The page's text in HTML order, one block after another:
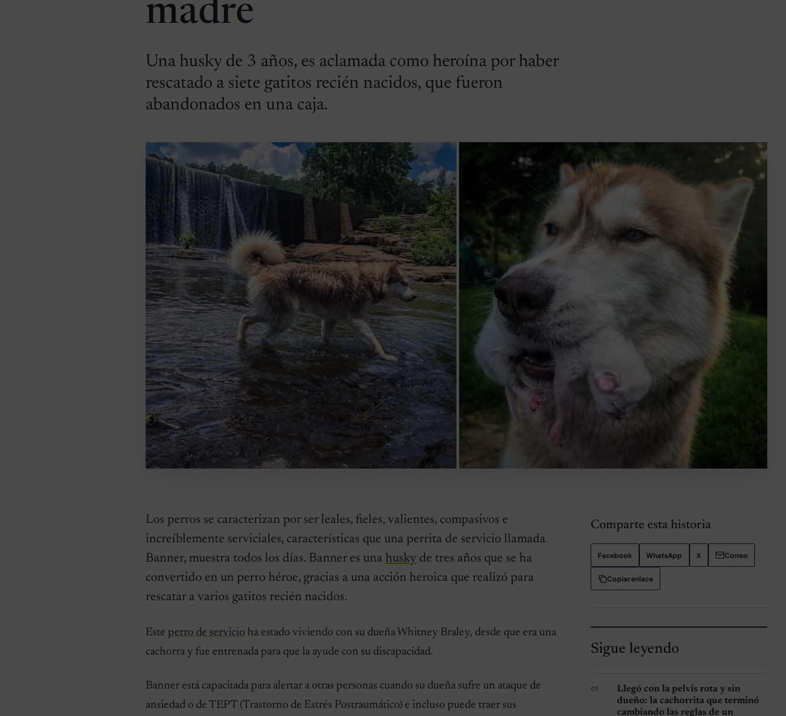
madre
Una husky de 3 años, es aclamada como heroína por haber
rescatado a siete gatitos recién nacidos, que fueron
abandonados en una caja.
Los perros se caracterizan por ser leales, fieles, valientes, compasivos e
increíblemente serviciales, características que una perrita de servicio llamada
Banner, muestra todos los días. Banner es una husky de tres años que se ha
convertido en un perro héroe, gracias a una acción heroica que realizó para
rescatar a varios gatitos recién nacidos.
Este perro de servicio ha estado viviendo con su dueña Whitney Braley, desde que era una
cachorra y fue entrenada para que la ayude con su discapacidad.
Banner está capacitada para alertar a otras personas cuando su dueña sufre un ataque de
ansiedad o de TEPT (Trastorno de Estrés Postraumático) e incluso puede traer sus
Comparte esta historia
Facebook WhatsApp X Correo
Copiar enlace
Sigue leyendo
Llegó con la pelvis rota y sin
dueño: la cachorrita que terminó
cambiando las reglas de un